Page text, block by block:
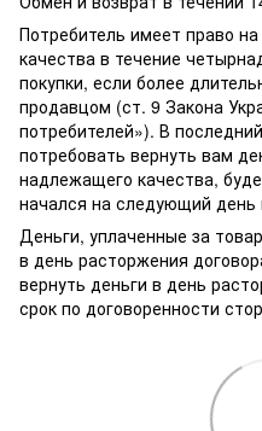
Потребитель имеет право
качества в течение
покупки, если более
продавцом (ст. 9 Закона
потребителей»). В
потребовать вернуть вам
надлежащего качества,
начался на следующий день
Деньги, уплаченные за
в день расторжения
вернуть деньги в день
срок по договоренности